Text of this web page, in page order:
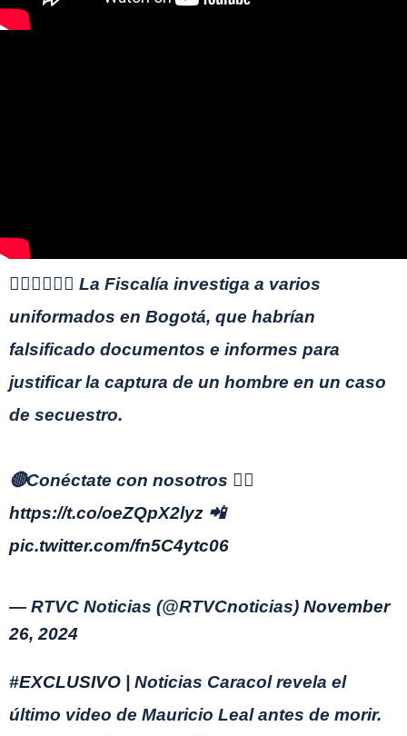
👩🏻‍⚖️👮🏻‍♂️ La Fiscalía investiga a varios
uniformados en Bogotá, que habrían
falsificado documentos e informes para
justificar la captura de un hombre en un caso
de secuestro.
🔴Conéctate con nosotros 👉🏻
https://t.co/oeZQpX2lyz 📲
pic.twitter.com/fn5C4ytc06
— RTVC Noticias (@RTVCnoticias) November
26, 2024
#EXCLUSIVO | Noticias Caracol revela el
último video de Mauricio Leal antes de morir.